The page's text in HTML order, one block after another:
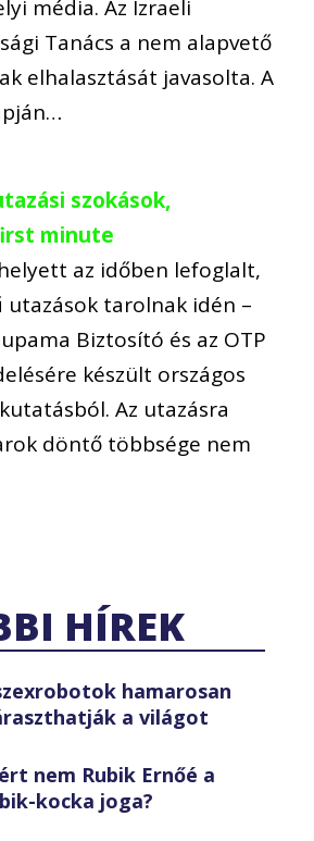
média. Az Izraeli
Tanács a nem alapvető
elhalasztását javasolta. A
szokások,
minute
az időben lefoglalt,
tarolnak idén –
Biztosító és az OTP
készült országos
Az utazásra
döntő többsége nem
HÍREK
hamarosan
a világot
nem Rubik Ernőé a
kocka joga?